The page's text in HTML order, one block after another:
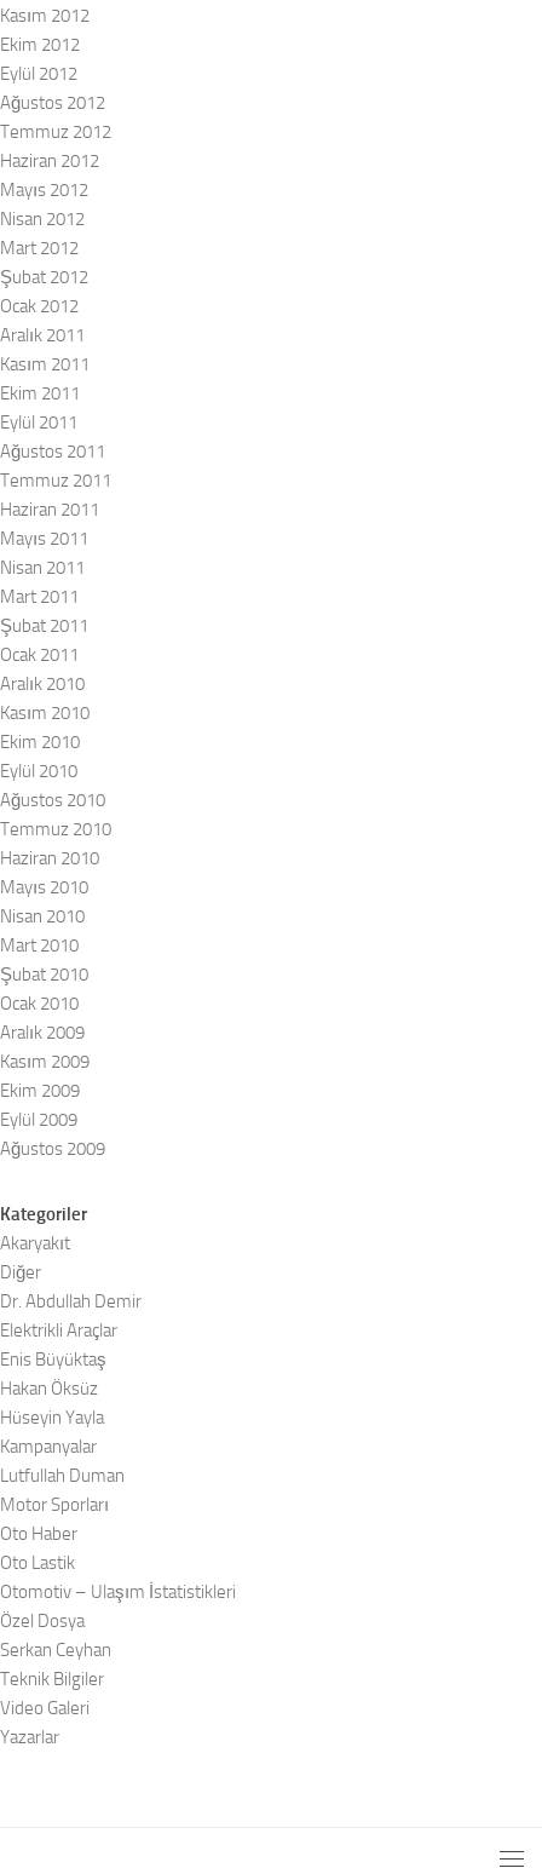
Kasım 2012
Ekim 2012
Eylül 2012
Ağustos 2012
Temmuz 2012
Haziran 2012
Mayıs 2012
Nisan 2012
Mart 2012
Şubat 2012
Ocak 2012
Aralık 2011
Kasım 2011
Ekim 2011
Eylül 2011
Ağustos 2011
Temmuz 2011
Haziran 2011
Mayıs 2011
Nisan 2011
Mart 2011
Şubat 2011
Ocak 2011
Aralık 2010
Kasım 2010
Ekim 2010
Eylül 2010
Ağustos 2010
Temmuz 2010
Haziran 2010
Mayıs 2010
Nisan 2010
Mart 2010
Şubat 2010
Ocak 2010
Aralık 2009
Kasım 2009
Ekim 2009
Eylül 2009
Ağustos 2009
Kategoriler
Akaryakıt
Diğer
Dr. Abdullah Demir
Elektrikli Araçlar
Enis Büyüktaş
Hakan Öksüz
Hüseyin Yayla
Kampanyalar
Lutfullah Duman
Motor Sporları
Oto Haber
Oto Lastik
Otomotiv – Ulaşım İstatistikleri
Özel Dosya
Serkan Ceyhan
Teknik Bilgiler
Video Galeri
Yazarlar